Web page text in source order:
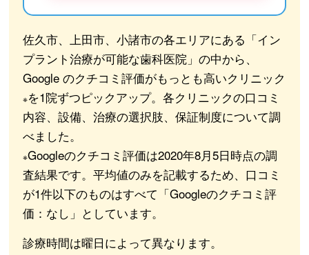
佐久市、上田市、小諸市の各エリアにある「イン
プラント治療が可能な歯科医院」の中から、
Google のクチコミ評価がもっとも高いクリニック
※を1院ずつピックアップ。各クリニックの口コミ
内容、設備、治療の選択肢、保証制度について調
べました。
※Googleのクチコミ評価は2020年8月5日時点の調
査結果です。平均値のみを記載するため、口コミ
が1件以下のものはすべて「Googleのクチコミ評
価：なし」としています。
診療時間は曜日によって異なります。